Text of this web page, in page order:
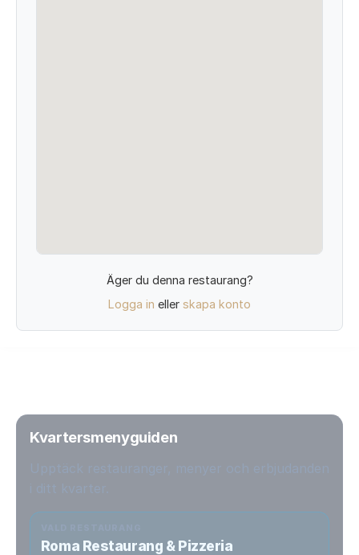
Äger du denna restaurang?
Logga in eller skapa konto
Kvartersmenyguiden
Roma Restaurang & Pizzeria